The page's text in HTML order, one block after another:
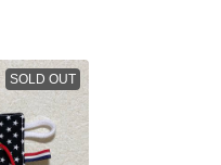
SOLD OUT